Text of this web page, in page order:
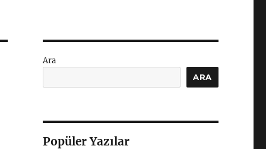
Ara
ARA
Popüler Yazılar